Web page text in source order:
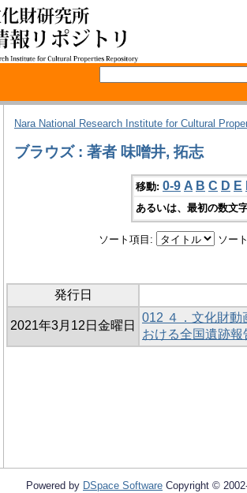
Nara National Research Institute for Cultural
ブラウズ : 著者 味噌井, 拓志
移動: 0-9 A B C D E
あるいは、最初の数文
ソート項目: ソー
発行日
2021年3月12日金曜日
012 ４．文化財動
おける全国遺跡
Powered by DSpace Software Copyright ©